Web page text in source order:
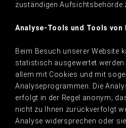
zuständigen Aufsichtsbehörde
Analyse-Tools und Tools
Beim Besuch unserer Website
statistisch ausgewertet
allem mit Cookies und mit
Analyseprogrammen. Die
erfolgt in der Regel anonym;
nicht zu Ihnen zurückverfolgt
Analyse widersprechen oder